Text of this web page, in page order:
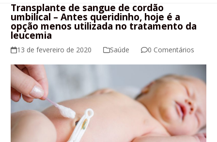
Transplante de sangue de cordão
umbilical – Antes queridinho, hoje é a
opção menos utilizada no tratamento da
leucemia
13 de fevereiro de 2020 Saúde 0 Comentários